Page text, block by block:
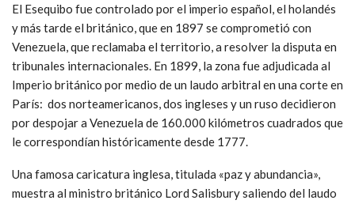
El Esequibo fue controlado por el imperio español, el holandés
y más tarde el británico, que en 1897 se comprometió con
Venezuela, que reclamaba el territorio, a resolver la disputa en
tribunales internacionales. En 1899, la zona fue adjudicada al
Imperio británico por medio de un laudo arbitral en una corte en
París: dos norteamericanos, dos ingleses y un ruso decidieron
por despojar a Venezuela de 160.000 kilómetros cuadrados que
le correspondían históricamente desde 1777.
Una famosa caricatura inglesa, titulada «paz y abundancia»,
muestra al ministro británico Lord Salisbury saliendo del laudo